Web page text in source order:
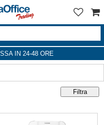
IN 24-48 ORE